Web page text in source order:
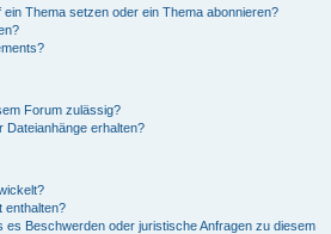
Thema setzen oder ein Thema abonnieren?
Forum zulässig?
Dateianhänge erhalten?
enthalten?
es Beschwerden oder juristische Anfragen zu diesem